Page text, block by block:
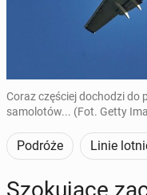
Coraz częściej dochodzi do
samolotów... (Fot. Getty
Podróże Linie